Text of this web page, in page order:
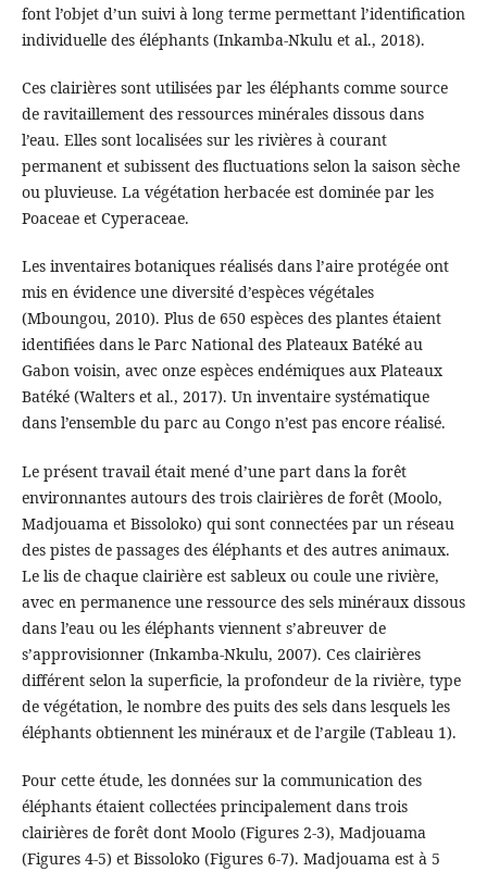
font l’objet d’un suivi à long terme permettant l’identification
individuelle des éléphants (Inkamba-Nkulu et al., 2018).
Ces clairières sont utilisées par les éléphants comme source
de ravitaillement des ressources minérales dissous dans
l’eau. Elles sont localisées sur les rivières à courant
permanent et subissent des fluctuations selon la saison sèche
ou pluvieuse. La végétation herbacée est dominée par les
Poaceae et Cyperaceae.
Les inventaires botaniques réalisés dans l’aire protégée ont
mis en évidence une diversité d’espèces végétales
(Mboungou, 2010). Plus de 650 espèces des plantes étaient
identifiées dans le Parc National des Plateaux Batéké au
Gabon voisin, avec onze espèces endémiques aux Plateaux
Batéké (Walters et al., 2017). Un inventaire systématique
dans l’ensemble du parc au Congo n’est pas encore réalisé.
Le présent travail était mené d’une part dans la forêt
environnantes autours des trois clairières de forêt (Moolo,
Madjouama et Bissoloko) qui sont connectées par un réseau
des pistes de passages des éléphants et des autres animaux.
Le lis de chaque clairière est sableux ou coule une rivière,
avec en permanence une ressource des sels minéraux dissous
dans l’eau ou les éléphants viennent s’abreuver de
s’approvisionner (Inkamba-Nkulu, 2007). Ces clairières
différent selon la superficie, la profondeur de la rivière, type
de végétation, le nombre des puits des sels dans lesquels les
éléphants obtiennent les minéraux et de l’argile (Tableau 1).
Pour cette étude, les données sur la communication des
éléphants étaient collectées principalement dans trois
clairières de forêt dont Moolo (Figures 2-3), Madjouama
(Figures 4-5) et Bissoloko (Figures 6-7). Madjouama est à 5